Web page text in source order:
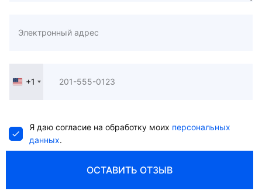
United
+1
Я даю согласие на обработку моих персональных
данных.
ОСТАВИТЬ ОТЗЫВ